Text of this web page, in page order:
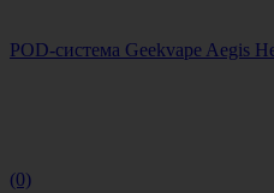
POD-система Geekvape Aegis
(0)